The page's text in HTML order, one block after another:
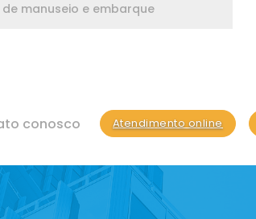
manuseio e embarque
conosco Atendimento online